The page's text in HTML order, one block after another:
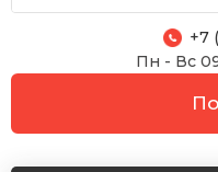
+7
Пн - Вс